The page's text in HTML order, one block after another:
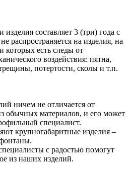
изделия составляет 3 (три) года с
распространяется на изделия, на
которых есть следы от
воздействия: пятна,
потертости, сколы и т.п.
ничем не отличается от
обычных материалов, и его может
специалист.
крупногабаритные изделия –
с радостью помогут
из наших изделий.